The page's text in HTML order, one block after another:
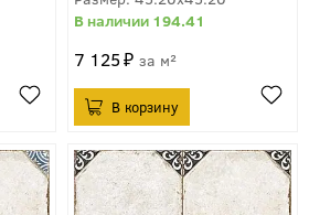
194.41
7 125 м²